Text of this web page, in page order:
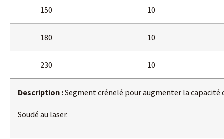
150 10
180 10
230 10
Description :Segment crénelé pour augmenter la capacité
Soudé au laser.